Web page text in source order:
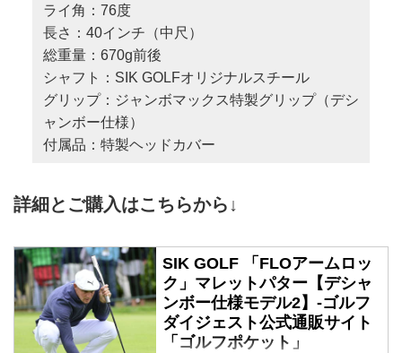
ライ角：76度
長さ：40インチ（中尺）
総重量：670g前後
シャフト：SIK GOLFオリジナルスチール
グリップ：ジャンボマックス特製グリップ（デシ
ャンボー仕様）
付属品：特製ヘッドカバー
詳細とご購入はこちらから↓
SIK GOLF 「FLOアームロッ
ク」マレットパター【デシャ
ンボー仕様モデル2】-ゴルフ
ダイジェスト公式通販サイト
「ゴルフポケット」